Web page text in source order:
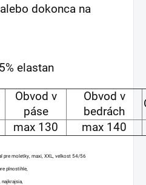
dokonca na
elastan
Obvod v
páse
Obvod v
bedrách
max 130 max 140
pre moletky, maxi, XXL, velkost 54/56
plnostihle,
najkrajsia,